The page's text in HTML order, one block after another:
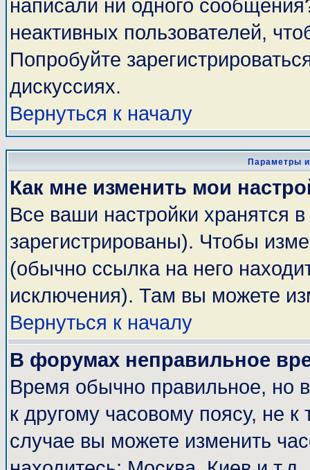
написали ни одного
неактивных пользователей,
Попробуйте
дискуссиях.
Вернуться к началу
Параметры
Как мне изменить мои
Все ваши настройки хранятся
зарегистрированы). Чтобы
(обычно ссылка на него
исключения). Там вы можете
Вернуться к началу
В форумах неправильное
Время обычно правильное, но
к другому часовому поясу, не
случае вы можете изменить